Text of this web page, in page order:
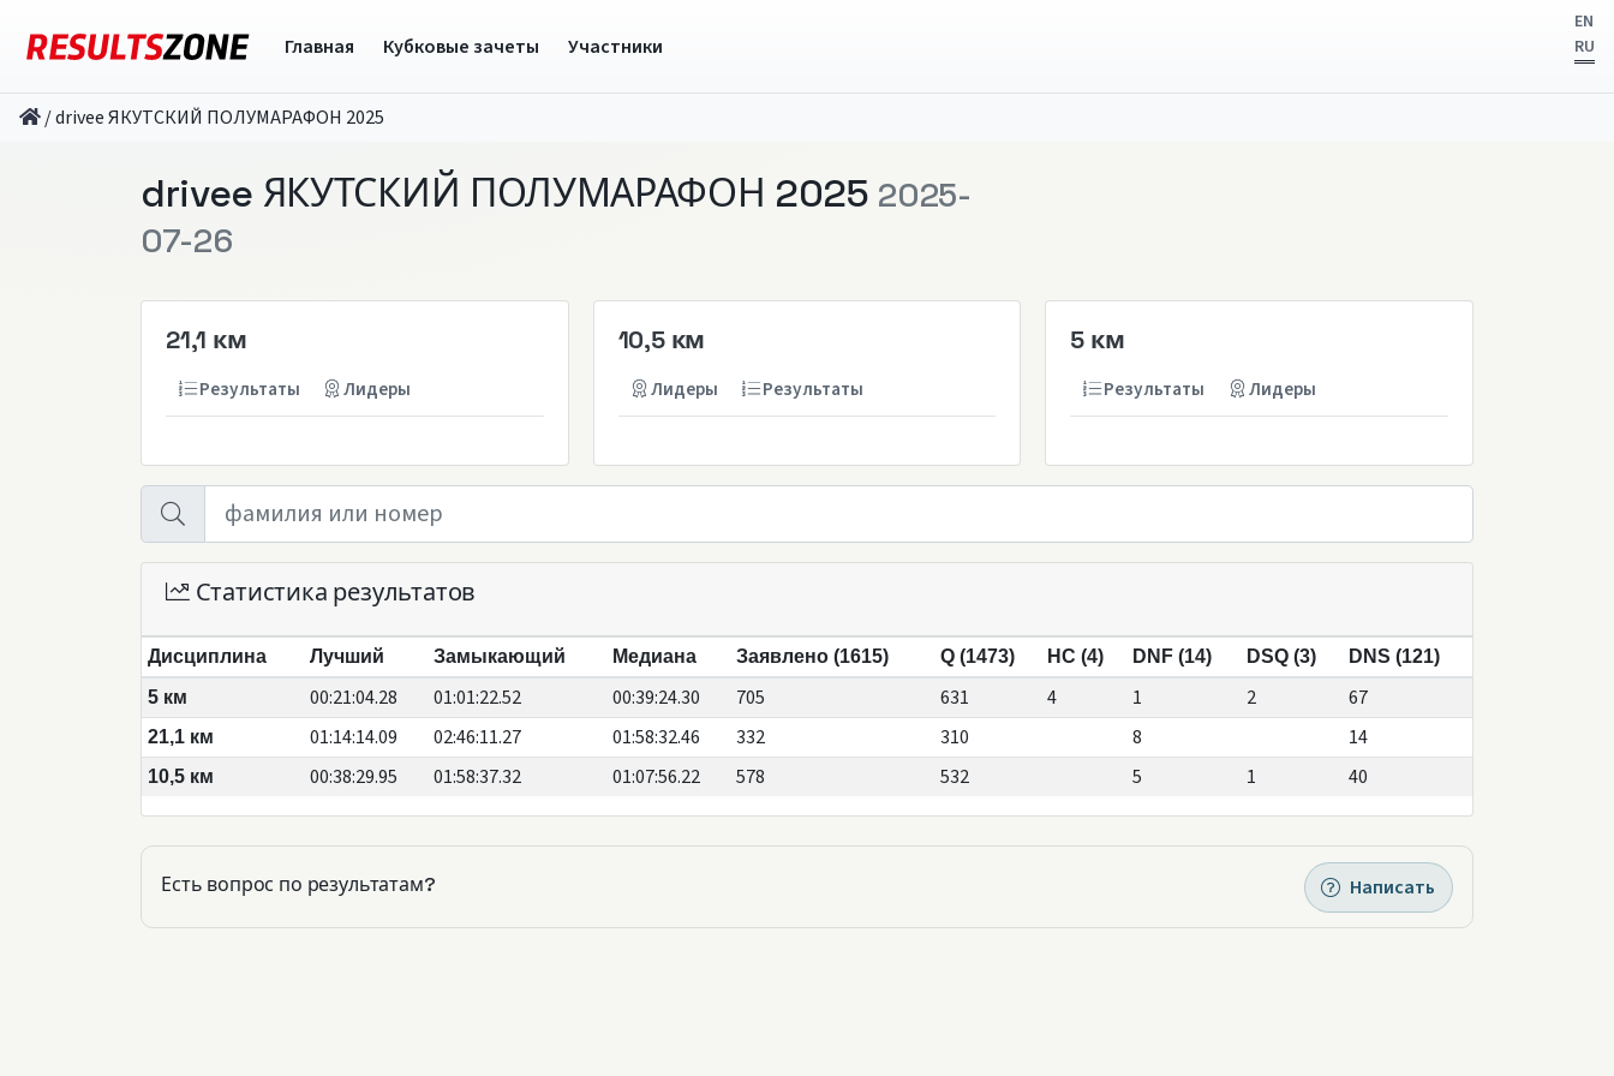
Главная Кубковые зачеты Участники
EN
RU
/drivee ЯКУТСКИЙ ПОЛУМАРАФОН 2025
drivee ЯКУТСКИЙ ПОЛУМАРАФОН 2025 2025-
07-26
21,1 км
Результаты Лидеры
10,5 км
Лидеры Результаты
5 км
Результаты Лидеры
Статистика результатов
Дисциплина Лучший Замыкающий Медиана Заявлено (1615) Q (1473) HC (4) DNF (14) DSQ (3)
DNS (121)
5 км
00:21:04.28 01:01:22.52 00:39:24.30 705 631 4 1 2 67
21,1 км 01:14:14.09 02:46:11.27 01:58:32.46 332 310 8 14
10,5 км 00:38:29.95 01:58:37.32 01:07:56.22 578 532 5 1 40
Есть вопрос по результатам? Написать